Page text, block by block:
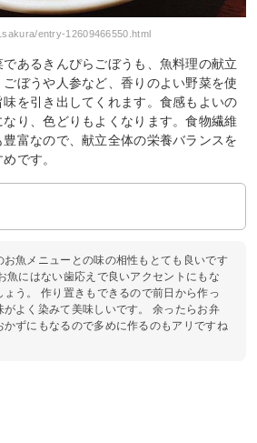
entry-12609466550.html
あるきんぴらごぼうも、魚料理の献立
ぼうや人参など、香りのよい野菜を使
を引き出してくれます。食感もよいの
り、色どりもよくなります。食物繊維
富なので、献立全体の栄養バランスを
です。
お魚メニューとの味の相性もとても良いです
魚にはない歯応えで良いアクセントにもな
ょう。 作り置きもできるので前日から作っ
がよく染みて美味しいです。 余ったらお弁
かずにもなるので多めに作るのもアリですね